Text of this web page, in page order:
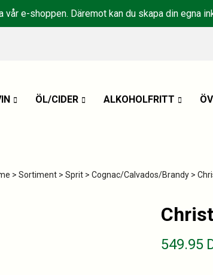
vår e-shoppen. Däremot kan du skapa din egna
ÖL/CIDER ALKOHOLFRITT
> Sortiment> Sprit> Cognac/Calvados/Brandy>
549.95